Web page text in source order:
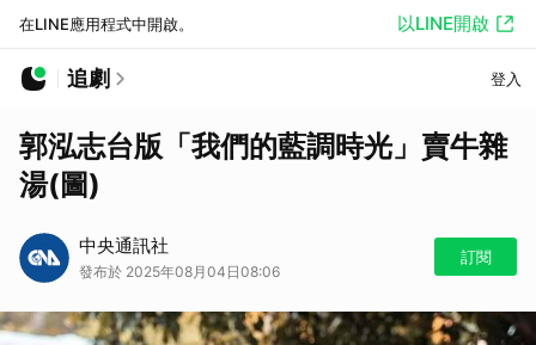
在LINE應用程式中開啟。 以LINE開啟
追劇 登入
郭泓志台版「我們的藍調時光」賣牛雜
湯(圖)
中央通訊社
發布於 2025年08月04日08:06
訂閱